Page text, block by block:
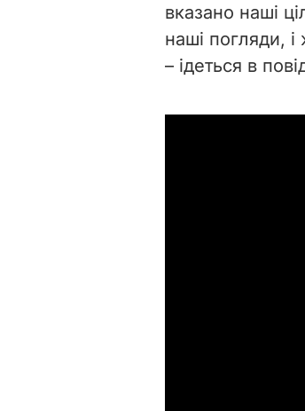
вказано наші
наші погляди,
– ідеться в